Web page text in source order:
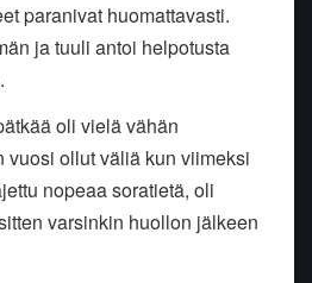
paranivat huomattavasti.
ja tuuli antoi helpotusta
oli vielä vähän
vuosi ollut väliä kun viimeksi
nopeaa soratietä, oli
varsinkin huollon jälkeen